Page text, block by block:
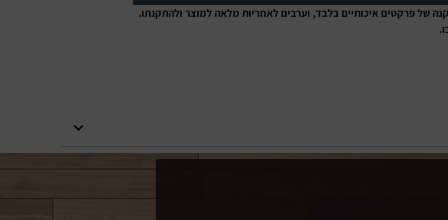
של פרקטים איכותיים בלבד, וערבים לאחריות מלאה למוצר ולהתקנתו.